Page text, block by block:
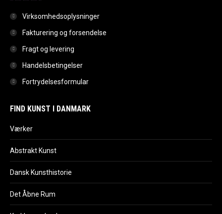
Virksomhedsoplysninger
Fakturering og forsendelse
Fragt og levering
Handelsbetingelser
Fortrydelsesformular
FIND KUNST I DANMARK
Værker
Abstrakt Kunst
Dansk Kunsthistorie
Det Åbne Rum